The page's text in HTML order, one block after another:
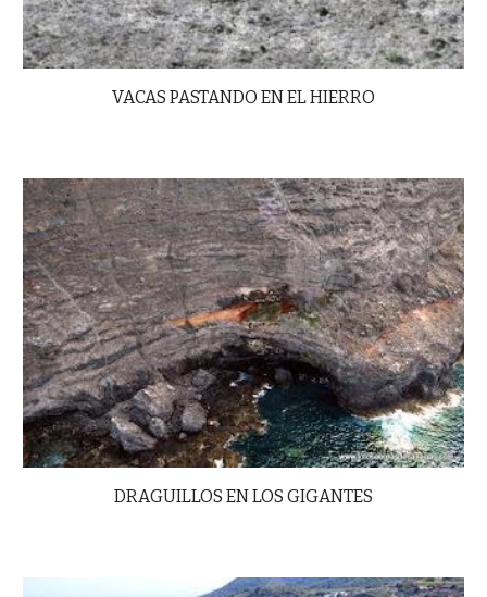
VACAS PASTANDO EN EL HIERRO
DRAGUILLOS EN LOS GIGANTES